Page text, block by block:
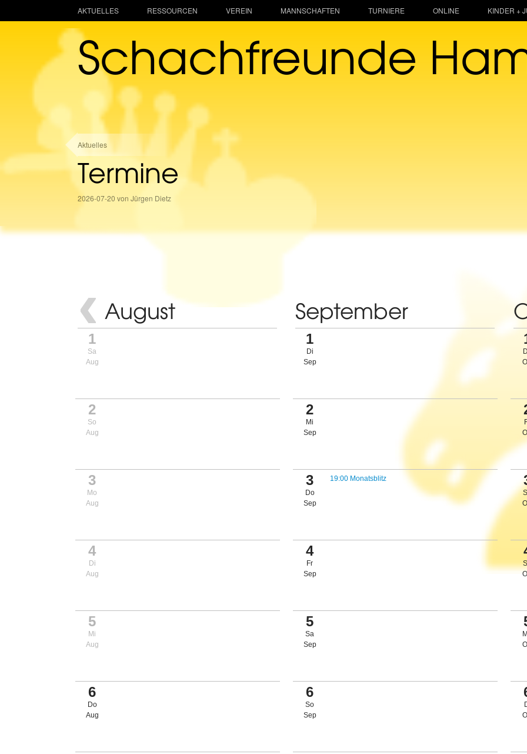
AKTUELLES RESSOURCEN VEREIN MANNSCHAFTEN TURNIERE ONLINE KINDER +
Schachfreunde
Aktuelles
Termine
2026-07-20 von Jürgen Dietz
‹ August
1
Sa
Aug
2
So
Aug
3
Mo
Aug
4
Di
Aug
5
Mi
Aug
6
Do
Aug
September
1
Di
Sep
2
Mi
Sep
3
Do
Sep
19:00 Monatsblitz
4
Fr
Sep
5
Sa
Sep
6
So
Sep